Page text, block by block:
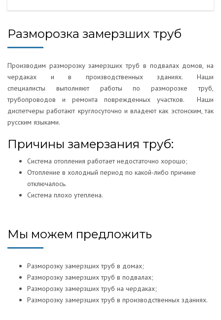
Разморозка замерзших труб
Производим разморозку замерзших труб в подвалах домов, на
чердаках и в производственных зданиях. Наши
специалисты выполняют работы по разморозке труб,
трубопроводов и ремонта поврежденных участков. Наши
диспетчеры работают круглосуточно и владеют как эстонским, так
русским языками.
Причины замерзания труб:
Система отопления работает недостаточно хорошо;
Отопление в холодный период по какой-либо причине
отключалось.
Система плохо утеплена.
Мы можем предложить
Разморозку замерзших труб в домах;
Разморозку замерзших труб в подвалах;
Разморозку замерзших труб на чердаках;
Разморозку замерзших труб в производственных зданиях.